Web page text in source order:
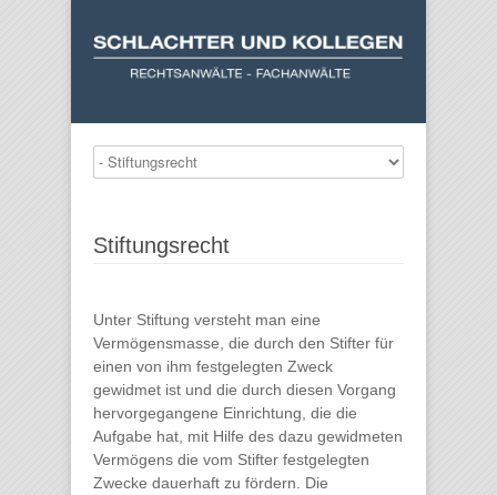
Stiftungsrecht
Unter Stiftung versteht man eine
Vermögensmasse, die durch den Stifter für
einen von ihm festgelegten Zweck
gewidmet ist und die durch diesen Vorgang
hervorgegangene Einrichtung, die die
Aufgabe hat, mit Hilfe des dazu gewidmeten
Vermögens die vom Stifter festgelegten
Zwecke dauerhaft zu fördern. Die